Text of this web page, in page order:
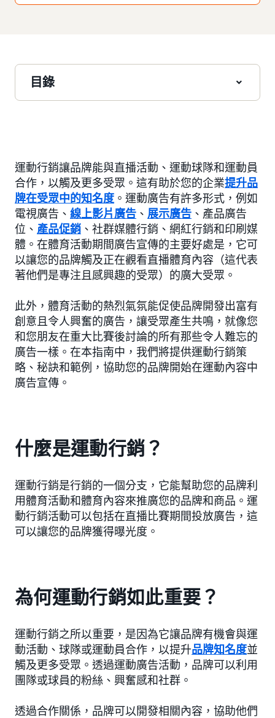
目錄
運動行銷讓品牌能與直播活動、運動球隊和運動員
合作，以觸及更多受眾。這有助於您的企業提升品
牌在受眾中的知名度 。運動廣告有許多形式，例如
電視廣告、 線上影片廣告 、 展示廣告 、產品廣告
位、 產品促銷 、社群媒體行銷、網紅行銷和印刷媒
體。在體育活動期間廣告宣傳的主要好處是，它可
以讓您的品牌觸及正在觀看直播體育內容（這代表
著他們是專注且感興趣的受眾）的廣大受眾。
此外，體育活動的熱烈氣氛能促使品牌開發出富有
創意且令人興奮的廣告，讓受眾產生共鳴，就像您
和您朋友在重大比賽後討論的所有那些令人難忘的
廣告一樣。在本指南中，我們將提供運動行銷策
略、秘訣和範例，協助您的品牌開始在運動內容中
廣告宣傳。
什麼是運動行銷？
運動行銷是行銷的一個分支，它能幫助您的品牌利
用體育活動和體育內容來推廣您的品牌和商品。運
動行銷活動可以包括在直播比賽期間投放廣告，這
可以讓您的品牌獲得曝光度。
為何運動行銷如此重要？
運動行銷之所以重要，是因為它讓品牌有機會與運
動活動、球隊或運動員合作，以提升品牌知名度並
觸及更多受眾。透過運動廣告活動，品牌可以利用
團隊或球員的粉絲、興奮感和社群。
透過合作關係，品牌可以開發相關內容，協助他們